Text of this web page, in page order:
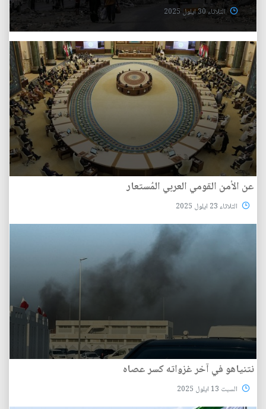
الثلاثاء 30 ايلول 2025
عن الأمن القومي العربي المُستعار
الثلاثاء 23 ايلول 2025
نتنياهو في آخر غزواته كسر عصاه
السبت 13 ايلول 2025